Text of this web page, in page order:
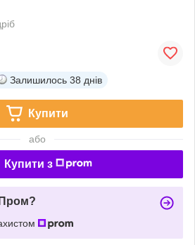
Залишилось 38 днів
Купити
або
Купити з